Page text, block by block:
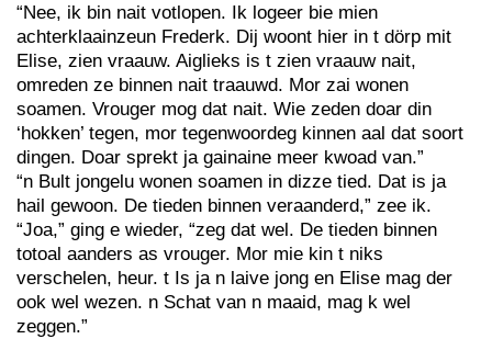
“Nee, ik bin nait votlopen. Ik logeer bie mien
achterklaainzeun Frederk. Dij woont hier in t dörp mit
Elise, zien vraauw. Aiglieks is t zien vraauw nait,
omreden ze binnen nait traauwd. Mor zai wonen
soamen. Vrouger mog dat nait. Wie zeden doar din
‘hokken’ tegen, mor tegenwoordeg kinnen aal dat soort
dingen. Doar sprekt ja gainaine meer kwoad van.”
“n Bult jongelu wonen soamen in dizze tied. Dat is ja
hail gewoon. De tieden binnen veraanderd,” zee ik.
“Joa,” ging e wieder, “zeg dat wel. De tieden binnen
totoal aanders as vrouger. Mor mie kin t niks
verschelen, heur. t Is ja n laive jong en Elise mag der
ook wel wezen. n Schat van n maaid, mag k wel
zeggen.”